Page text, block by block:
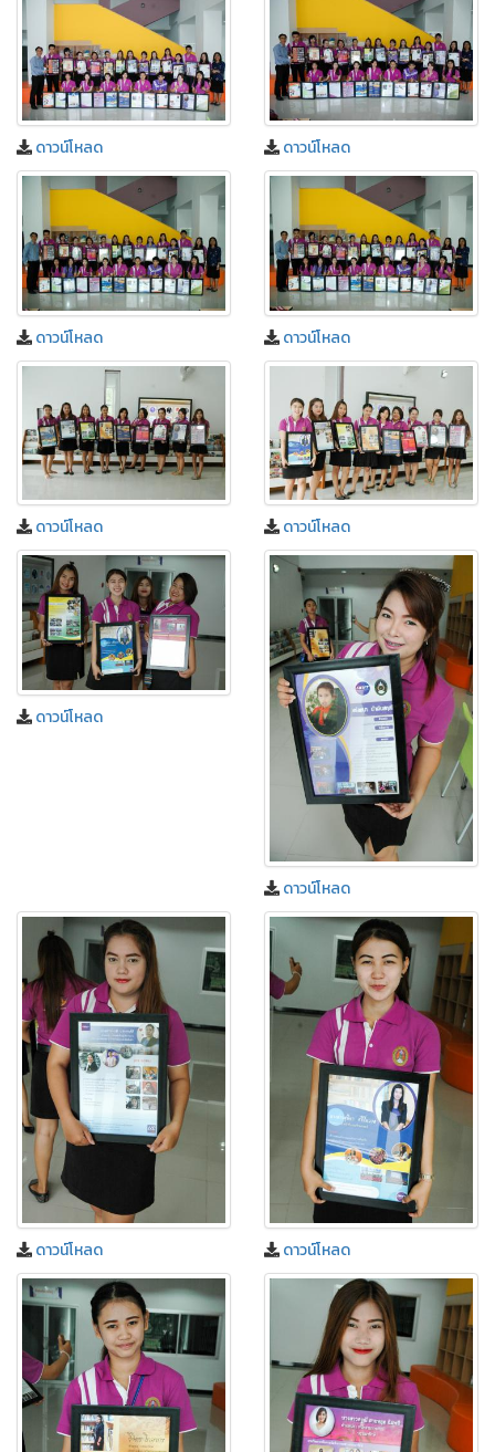
ดาวน์โหลด ดาวน์โหลด
ดาวน์โหลด ดาวน์โหลด
ดาวน์โหลด ดาวน์โหลด
ดาวน์โหลด
ดาวน์โหลด
ดาวน์โหลด ดาวน์โหลด